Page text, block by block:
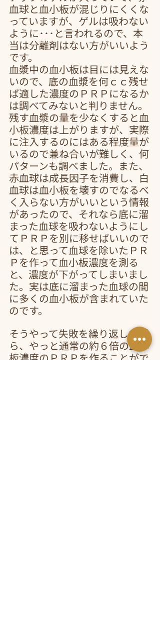
血球と血小板が混じりにくくな
っていますが、ゲルは吸わない
ように･･･と言われるので、本
当は分離剤はない方がいいよう
です。
血漿中の血小板は目には見えな
いので、底の血漿を何ｃｃ残せ
ば適した濃度のＰＲＰになるか
は調べてみないと判りません。
残す血漿の量を少なくすると血
小板濃度は上がりますが、実際
に注入するのにはある程度量が
いるので兼ね合いが難しく、何
パターンも調べました。また、
赤血球は成長因子を消費し、白
血球は血小板を壊すのでなるべ
く入らない方がいいという情報
があったので、それなら底に溜
まった血球を吸わないようにし
てＰＲＰを別に移せばいいので
は、と思って血球を除いたＰＲ
Ｐを作って血小板濃度を測る
と、濃度が下がってしまいまし
た。実は底に溜まった血球の間
に多くの血小板が含まれていた
のです。
そうやって失敗を繰り返しなが
ら、やっと通常の約６倍の血小
板濃度のＰＲＰを作ることがで